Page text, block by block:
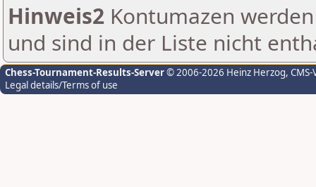
Hinweis2 Kontumazen
und sind in der Liste nicht
Chess-Tournament-Results-Server© 2006-2026 Heinz Herzog,
Legal details/Terms of use